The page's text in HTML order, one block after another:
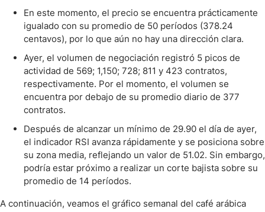
En este momento, el precio se encuentra prácticamente
igualado con su promedio de 50 períodos (378.24
centavos), por lo que aún no hay una dirección clara.
Ayer, el volumen de negociación registró 5 picos de
actividad de 569; 1,150; 728; 811 y 423 contratos,
respectivamente. Por el momento, el volumen se
encuentra por debajo de su promedio diario de 377
contratos.
Después de alcanzar un mínimo de 29.90 el día de ayer,
el indicador RSI avanza rápidamente y se posiciona sobre
su zona media, reflejando un valor de 51.02. Sin embargo,
podría estar próximo a realizar un corte bajista sobre su
promedio de 14 períodos.
A continuación, veamos el gráfico semanal del café arábica